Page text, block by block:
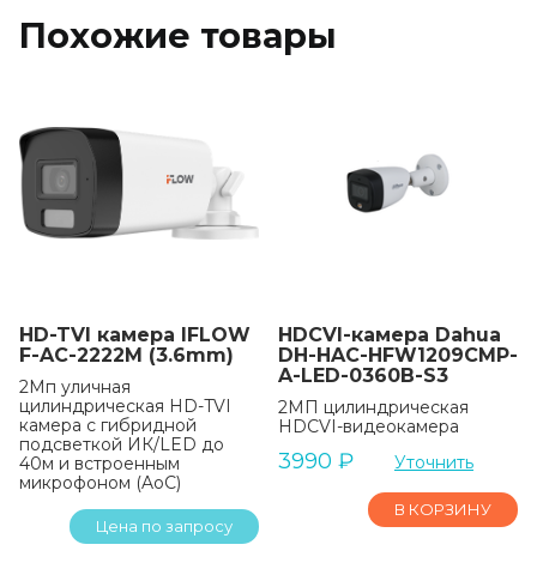
Похожие товары
HD-TVI камера IFLOW
F-AC-2222M (3.6mm)
2Мп уличная
цилиндрическая HD-TVI
камера с гибридной
подсветкой ИК/LED до
40м и встроенным
микрофоном (AoC)
Цена по запросу
HDCVI-камера Dahua
DH-HAC-HFW1209CMP-
A-LED-0360B-S3
2МП цилиндрическая
HDCVI-видеокамера
3990 ₽ Уточнить
В КОРЗИНУ